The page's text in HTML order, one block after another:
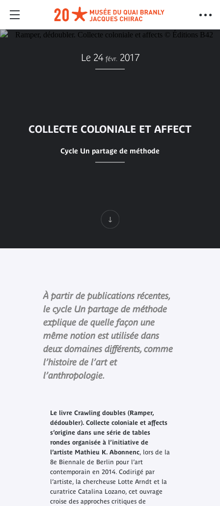
Le 24 févr. 2017
COLLECTE COLONIALE ET AFFECT
Cycle Un partage de méthode
À partir de publications récentes,
le cycle Un partage de méthode
explique de quelle façon une
même notion est utilisée dans
deux domaines différents, comme
l’histoire de l’art et
l’anthropologie.
Le livre Crawling doubles (Ramper,
dédoubler). Collecte coloniale et affects
s’origine dans une série de tables
rondes organisée à l’initiative de
l’artiste Mathieu K. Abonnenc, lors de la
8e Biennale de Berlin pour l’art
contemporain en 2014. Codirigé par
l’artiste, la chercheuse Lotte Arndt et la
curatrice Catalina Lozano, cet ouvrage
croise des approches critiques de